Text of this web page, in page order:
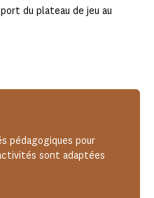
du plateau de jeu au
pédagogiques pour
sont adaptées